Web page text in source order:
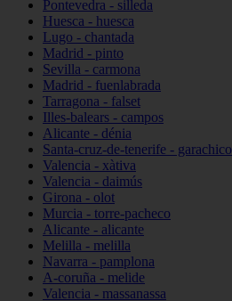
Pontevedra - silleda
Huesca - huesca
Lugo - chantada
Madrid - pinto
Sevilla - carmona
Madrid - fuenlabrada
Tarragona - falset
Illes-balears - campos
Alicante - dénia
Santa-cruz-de-tenerife - garachico
Valencia - xàtiva
Valencia - daimús
Girona - olot
Murcia - torre-pacheco
Alicante - alicante
Melilla - melilla
Navarra - pamplona
A-coruña - melide
Valencia - massanassa